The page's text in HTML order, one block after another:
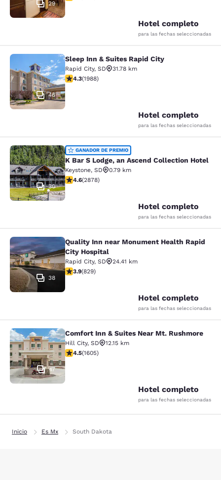
29
Hotel completo
para las fechas seleccionadas
Sleep Inn & Suites Rapid City
46
Sleep Inn & Suites Rapid City
Rapid City, SD
31.78 km
calificación de 4.33 estrellas. Excelente. 1988 reseñas
4.3(1988)
Hotel completo
para las fechas seleccionadas
K Bar S Lodge, an Ascend
30
GANADOR DE PREMIO
K Bar S Lodge, an Ascend Collection Hotel
Keystone, SD
0.79 km
calificación de 4.64 estrellas. Excepcional. 2878
4.6(2878)
Hotel completo
para las fechas seleccionadas
Quality Inn near Monument Health
38
Quality Inn near Monument Health Rapid
City Hospital
Rapid City, SD
24.41 km
calificación de 3.92 estrellas. Bueno. 829 reseñas
3.9(829)
Hotel completo
para las fechas seleccionadas
Comfort Inn & Suites Near Mt.
47
Comfort Inn & Suites Near Mt. Rushmore
Hill City, SD
12.15 km
calificación de 4.54 estrellas. Excelente. 1605 reseñas
4.5(1605)
Hotel completo
para las fechas seleccionadas
Inicio Es Mx South Dakota